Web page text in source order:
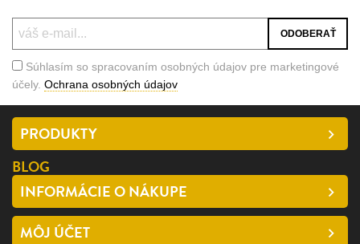
Súhlasím so spracovaním osobných údajov pre marketingové
účely. Ochrana osobných údajov
PRODUKTY
BLOG
INFORMÁCIE O NÁKUPE
MÔJ ÚČET